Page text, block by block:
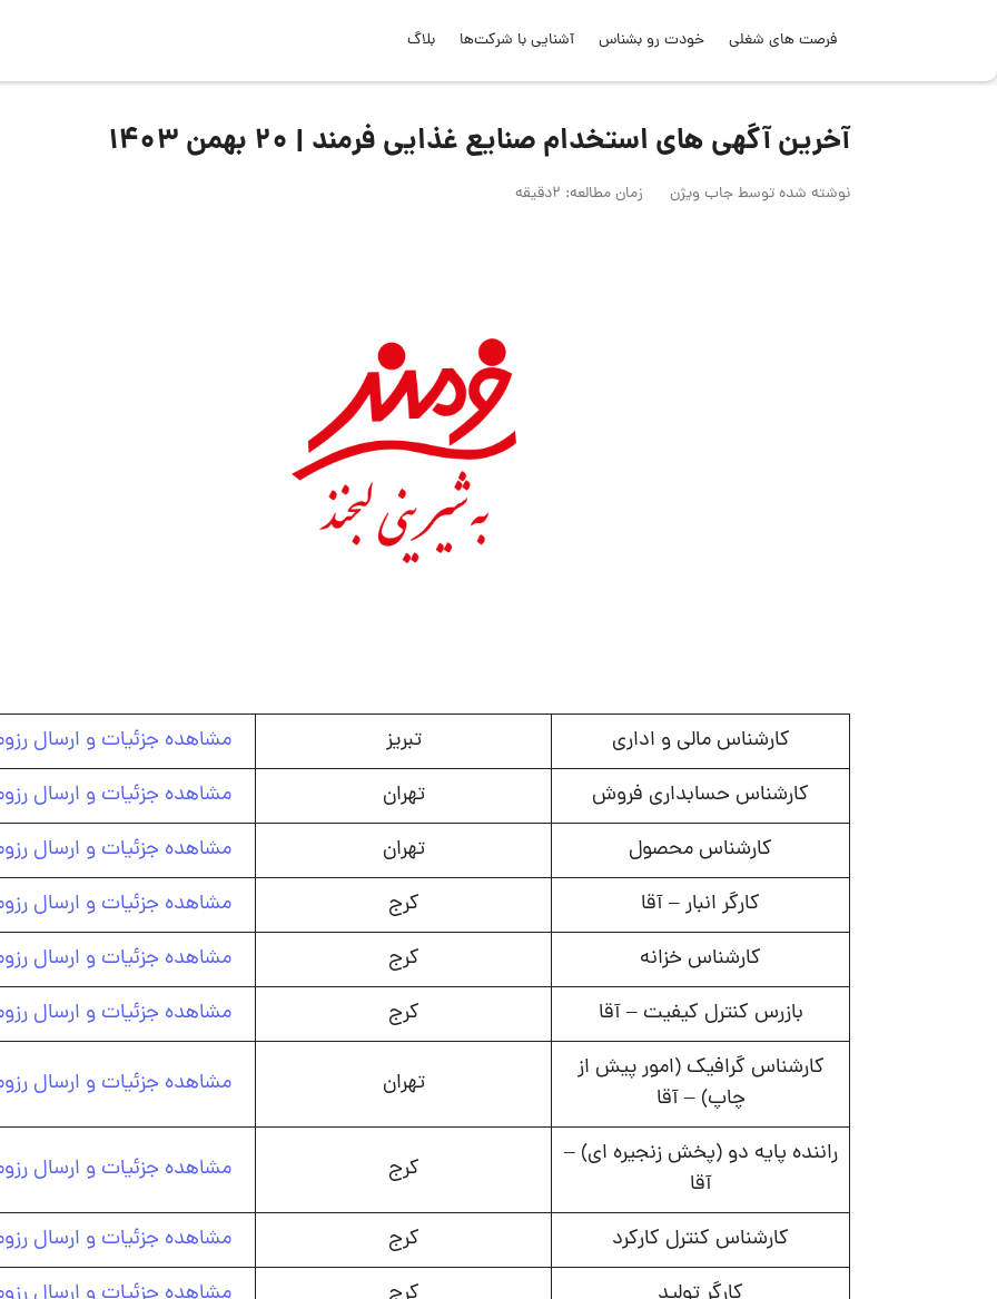
فرصت های شغلی خودت رو بشناس آشنایی با شرکت‌ها بلاگ
آخرین آگهی های استخدام صنایع غذایی فرمند | ۲۰ بهمن ۱۴۰۳
نوشته شده توسطجاب ویژن زمان مطالعه: 2دقیقه
کارشناس مالی و اداری تبریز
مشاهده جزئیات و ارسال
کارشناس حسابداری فروش
تهران
مشاهده جزئیات و ارسال
کارشناس محصول
تهران
مشاهده جزئیات و ارسال
کارگر انبار – آقا
کرج
مشاهده جزئیات و ارسال
کارشناس خزانه
کرج
مشاهده جزئیات و ارسال
بازرس کنترل کیفیت – آقا
کرج
مشاهده جزئیات و ارسال
کارشناس گرافیک (امور پیش از
چاپ) – آقا
تهران مشاهده جزئیات و ارسال
راننده پایه دو (پخش زنجیره ای) –
آقا
کرج مشاهده جزئیات و ارسال
کارشناس کنترل کارکرد کرج
مشاهده جزئیات و ارسال